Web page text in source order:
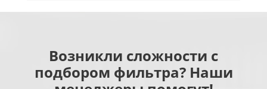
Возникли сложности с
подбором фильтра? Наши